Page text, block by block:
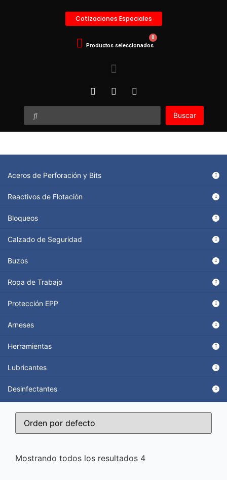
Cotizaciones Especiales
Buscar
Aceros de Perforación y Bits
Reactivos de Flotación
Bloqueos
Calzado de Seguridad
Buzos
Ropa de Trabajo
Protección EPP
Arneses
Herramientas
Lubricantes
Desinfectantes
Mostrando todos los resultados 4